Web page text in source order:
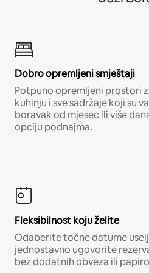
Dobro opremljeni smještaji
Potpuno opremljeni prostori
kuhinju i sve sadržaje koji su
boravak od mjesec ili više
opciju podnajma.
Fleksibilnost koju želite
Odaberite točne datume
jednostavno ugovorite
bez dodatnih obveza ili